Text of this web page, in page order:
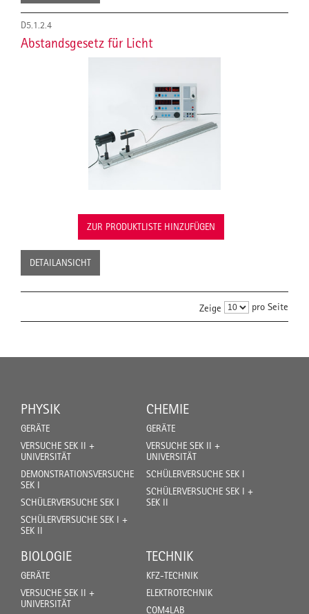
D5.1.2.4
Abstandsgesetz für Licht
ZUR PRODUKTLISTE HINZUFÜGEN
DETAILANSICHT
Zeige pro Seite
PHYSIK
GERÄTE
VERSUCHE SEK II +
UNIVERSITÄT
DEMONSTRATIONSVERSUCHE
SEK I
SCHÜLERVERSUCHE SEK I
SCHÜLERVERSUCHE SEK I +
SEK II
CHEMIE
GERÄTE
VERSUCHE SEK II +
UNIVERSITÄT
SCHÜLERVERSUCHE SEK I
SCHÜLERVERSUCHE SEK I +
SEK II
BIOLOGIE
GERÄTE
VERSUCHE SEK II +
UNIVERSITÄT
TECHNIK
KFZ-TECHNIK
ELEKTROTECHNIK
COM4LAB